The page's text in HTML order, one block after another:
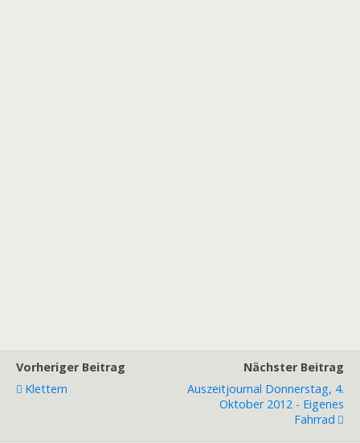
Vorheriger Beitrag
Klettern
Nächster Beitrag
Auszeitjournal Donnerstag, 4.
Oktober 2012 - Eigenes
Fahrrad